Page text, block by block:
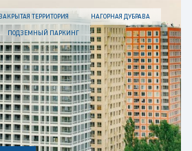
ТЕРРИТОРИЯ НАГОРНАЯ ДУБРАВА
ПОДЗЕМНЫЙ ПАРКИНГ